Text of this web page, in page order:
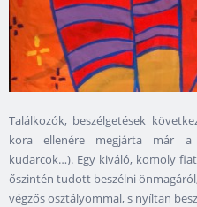
Találkozók, beszélgetések
kora ellenére megjárta már
kudarcok…). Egy kiváló, komoly
őszintén tudott beszélni
végzős osztályommal, s nyíltan